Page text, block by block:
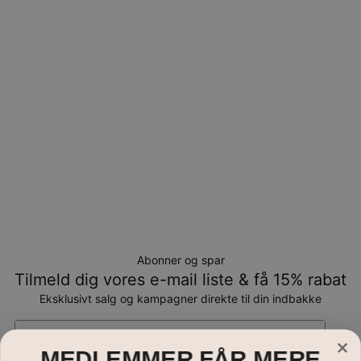
Abonner og spar
Tilmeld dig vores e-mail liste & få 15% rabat
Eksklusivt salg og kampagner direkte til din indbakke